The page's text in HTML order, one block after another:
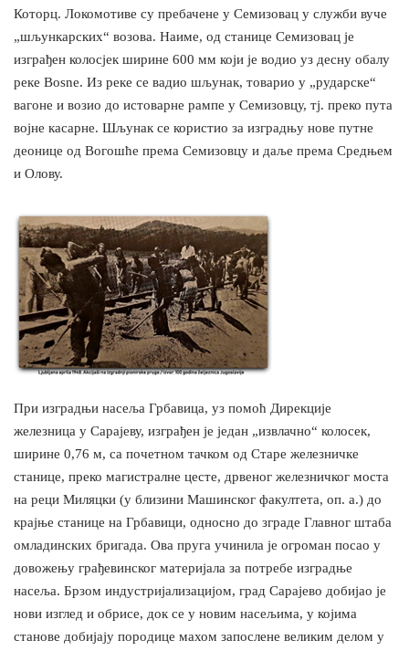
Которц. Локомотиве су пребачене у Семизовац у служби вуче
„шљункарских“ возова. Наиме, од станице Семизовац је
изграђен колосјек ширине 600 мм који је водио уз десну обалу
реке Bosne. Из реке се вадио шљунак, товарио у „рударске“
вагоне и возио до истоварне рампе у Семизовцу, тј. преко пута
војне касарне. Шљунак се користио за изградњу нове путне
деонице од Вогошће према Семизовцу и даље према Средњем
и Олову.
При изградњи насеља Грбавица, уз помоћ Дирекције
железница у Сарајеву, изграђен је један „извлачно“ колосек,
ширине 0,76 м, са почетном тачком од Старе железничке
станице, преко магистралне цесте, дрвеног железничког моста
на реци Миляцки (у близини Машинског факултета, оп. а.) до
крајње станице на Грбавици, односно до зграде Главног штаба
омладинских бригада. Ова пруга учинила је огроман посао у
довожењу грађевинског материјала за потребе изградње
насеља. Брзом индустријализацијом, град Сарајево добијао је
нови изглед и обрисе, док се у новим насељима, у којима
станове добијају породице махом запослене великим делом у